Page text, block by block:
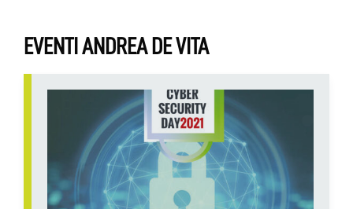
EVENTI ANDREA DE VITA